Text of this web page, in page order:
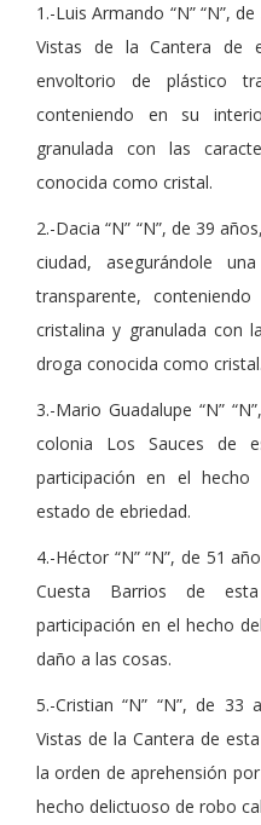
1.-Luis Armando “N” “N”,
Vistas de la Cantera de
envoltorio de plástico
conteniendo en su
granulada con las
conocida como cristal.
2.-Dacia “N” “N”, de 39
ciudad, asegurándole
transparente,
cristalina y granulada con
droga conocida como cristal.
3.-Mario Guadalupe “N”
colonia Los Sauces de
participación en el hecho
estado de ebriedad.
4.-Héctor “N” “N”, de 51
Cuesta Barrios de
participación en el hecho
daño a las cosas.
5.-Cristian “N” “N”, de
Vistas de la Cantera de
la orden de aprehensión
hecho delictuoso de robo